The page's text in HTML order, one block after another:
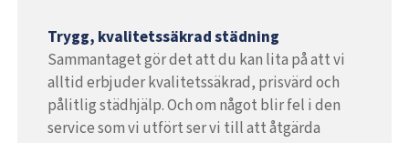
Trygg, kvalitetssäkrad städning
Sammantaget gör det att du kan lita på att vi
alltid erbjuder kvalitetssäkrad, prisvärd och
pålitlig städhjälp. Och om något blir fel i den
service som vi utfört ser vi till att åtgärda